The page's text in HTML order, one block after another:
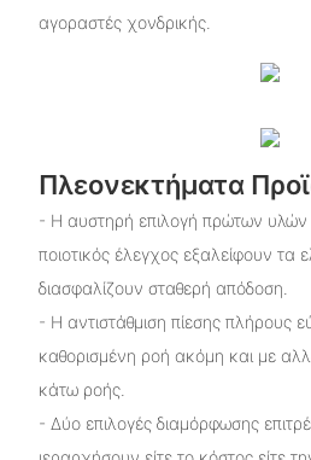
αγοραστές χονδρικής.
Πλεονεκτήματα
- Η αυστηρή επιλογή πρώτων υλών
ποιοτικός έλεγχος εξαλείφουν τα
διασφαλίζουν σταθερή απόδοση.
- Η αντιστάθμιση πίεσης πλήρους
καθορισμένη ροή ακόμη και με
κάτω ροής.
- Δύο επιλογές διαμόρφωσης